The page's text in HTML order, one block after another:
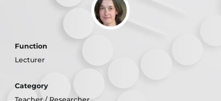
Function
Lecturer
Category